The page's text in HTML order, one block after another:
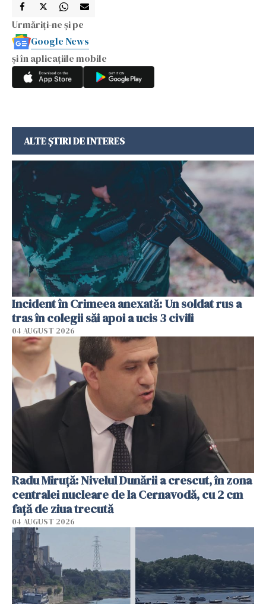
Urmăriți-ne și pe
Google News
și în aplicațiile mobile
ALTE ȘTIRI DE INTERES
Incident în Crimeea anexată: Un soldat rus a
tras în colegii săi apoi a ucis 3 civili
04 AUGUST 2026
Radu Miruţă: Nivelul Dunării a crescut, în zona
centralei nucleare de la Cernavodă, cu 2 cm
faţă de ziua trecută
04 AUGUST 2026